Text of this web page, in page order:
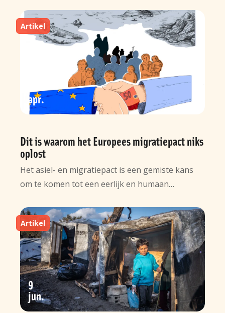
Dit is waarom het Europees migratiepact niks
oplost
Artikel
apr
Het asiel- en migratiepact is een gemiste kans
om te komen tot een eerlijk en humaan…
Artikel
9
jun